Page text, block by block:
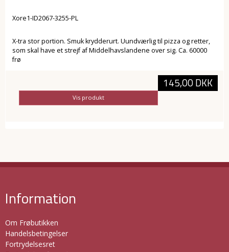
Xore1-ID2067-3255-PL
X-tra stor portion. Smuk krydderurt. Uundværlig til pizza og retter,
som skal have et strejf af Middelhavslandene over sig. Ca. 60000
frø
145,00 DKK
Vis produkt
Information
Om Frøbutikken
Handelsbetingelser
Fortrydelsesret